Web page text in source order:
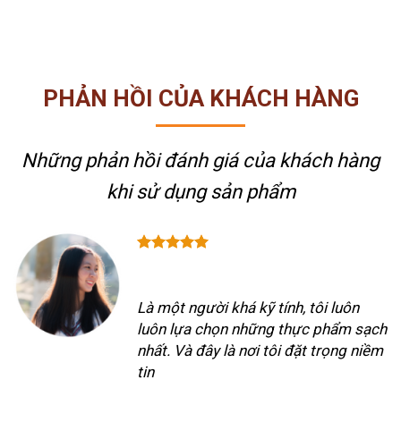
PHẢN HỒI CỦA KHÁCH HÀNG
Những phản hồi đánh giá của khách hàng
khi sử dụng sản phẩm
Là một người khá kỹ tính, tôi luôn
luôn lựa chọn những thực phẩm sạch
nhất. Và đây là nơi tôi đặt trọng niềm
tin